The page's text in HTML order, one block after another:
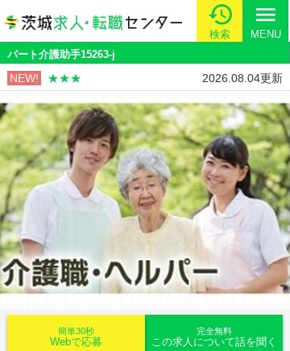
検索
menu
MENU
パート介護助手15263-j
NEW! ★★★ 2026.08.04更新
完全無料
この求人について話を聞く
簡単30秒
Webで応募